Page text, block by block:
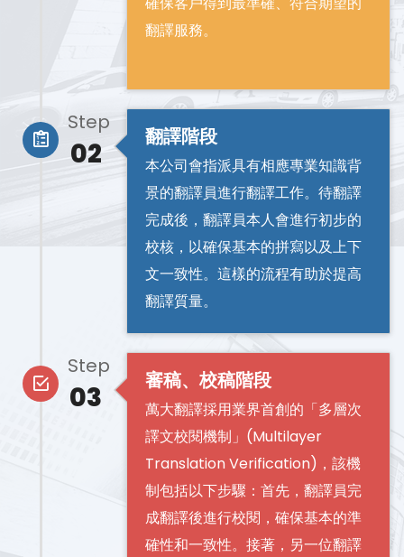
翻譯服務。
翻譯階段
本公司會指派具有相應專業知識背
景的翻譯員進行翻譯工作。待翻譯
完成後，翻譯員本人會進行初步的
校核，以確保基本的拼寫以及上下
文一致性。這樣的流程有助於提高
翻譯質量。
Step
02
審稿、校稿階段
萬大翻譯採用業界首創的「多層次
譯文校閱機制」(Multilayer
Translation Verification)，該機
制包括以下步驟：首先，翻譯員完
成翻譯後進行校閱，確保基本的準
確性和一致性。接著，另一位翻譯
Step
03